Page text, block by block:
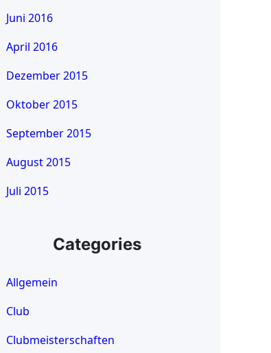
Juni 2016
April 2016
Dezember 2015
Oktober 2015
September 2015
August 2015
Juli 2015
Categories
Allgemein
Club
Clubmeisterschaften